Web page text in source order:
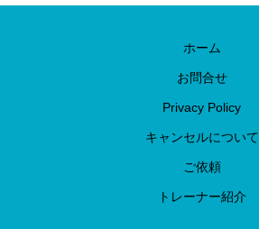
ホーム
お問合せ
Privacy Policy
キャンセルについて
ご依頼
トレーナー紹介